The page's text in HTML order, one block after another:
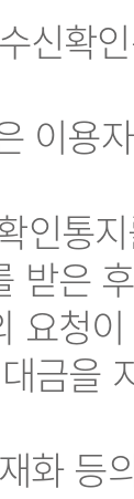
신확
이용
통지
받은
요청
금을
화 등